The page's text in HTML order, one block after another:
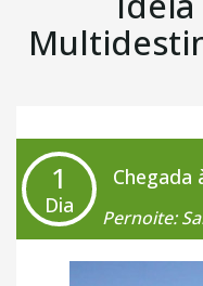
1
Dia
Chegada
Pernoite: